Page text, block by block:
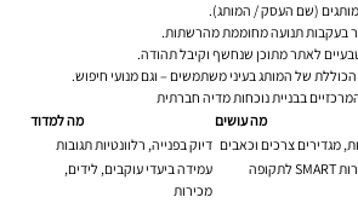
(שם העסק / המותג).
בעקבות תנועה מחוממת מהרשתות.
לאתר מתוכן שנחשף וקיבל תהודה.
של המותג בעיני משתמשים – וגם מנועי חיפוש.
בבניית נוכחות מדיה חברתית
מה עושים
מה למדוד
מגדירים צרכים וכאבים דיוק בפנייה, רלוונטיות תגובות
מגדירים מטרות SMART לתקופה
עמידה ביעדי עוקבים, לידים,
מכירות